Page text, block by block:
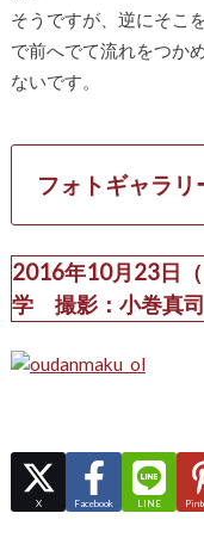
そうですが、逆にそこ
で前へでて流れをつか
ないです。
フォトギャラリ
2016年10月23日
学 撮影：小巻真司
X Facebook LINE